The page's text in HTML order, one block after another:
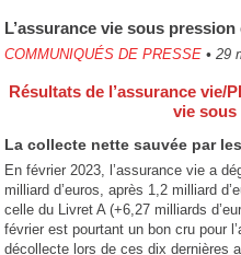
L’assurance vie sous
COMMUNIQUÉS DE PRESSE • 29
Résultats de l’assurance vie/
vie
La collecte nette sauvée par
En février 2023, l’assurance vie a
milliard d’euros, après 1,2 milliard
celle du Livret A (+6,27 milliards
février est pourtant un bon cru pour
décollecte lors de ces dix dernières